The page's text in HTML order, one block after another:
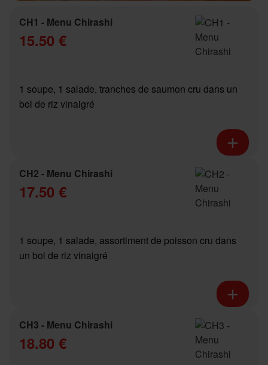
CH1 - Menu Chirashi
15.50 €
1 soupe, 1 salade, tranches de saumon cru dans un
bol de riz vinaigré
CH2 - Menu Chirashi
17.50 €
1 soupe, 1 salade, assortiment de poisson cru dans
un bol de riz vinaigré
CH3 - Menu Chirashi
18.80 €